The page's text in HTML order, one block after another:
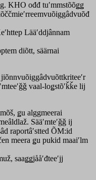
KHO ođđ tuʹmmstõõǥǥ
Lääʹddjânnam
diõtt, säärnai
jiõnnvuõiggâdvuõttkriteeʹr
vaal-loǥstõʹǩǩe lij
ǥu alggmeerai
Sääʹmteʹǧǧ ij
raportâʹstted ÕM:id
meera ǥu pukid maaiʹlm
saaǥǥjååʹđteeʹjj